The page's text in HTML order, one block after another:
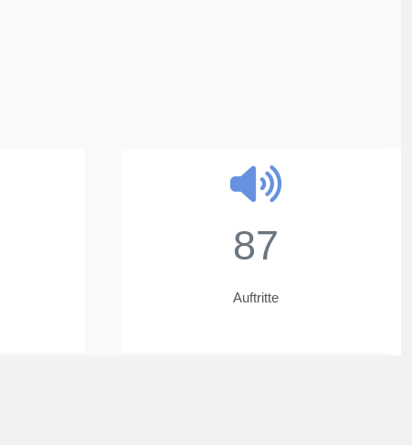
87
Auftritte